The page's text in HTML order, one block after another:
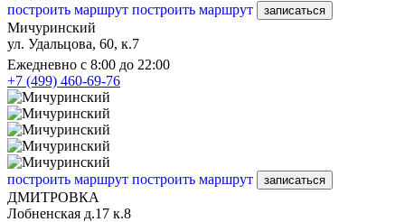
построить маршрут построить маршрут записаться
Мичуринский
ул. Удальцова, 60, к.7
Ежедневно с 8:00 до 22:00
+7 (499) 460-69-76
построить маршрут построить маршрут записаться
ДМИТРОВКА
Лобненская д.17 к.8